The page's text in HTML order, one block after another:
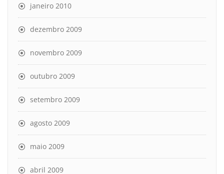
janeiro 2010
dezembro 2009
novembro 2009
outubro 2009
setembro 2009
agosto 2009
maio 2009
abril 2009